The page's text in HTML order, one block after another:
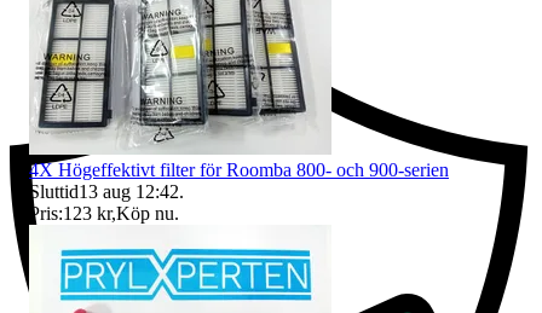
Ersättning om du inte får din vara
4X Högeffektivt filter för Roomba 800- och 900-serien
Sluttid13 aug 12:42.
Pris:123 kr,Köp nu.